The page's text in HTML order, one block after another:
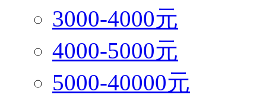
3000-4000元
4000-5000元
5000-40000元